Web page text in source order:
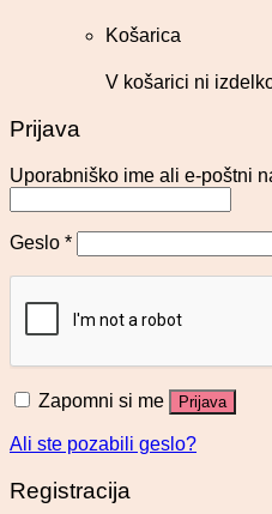
Košarica
V košarici ni
Prijava
Uporabniško ime ali e-poštni
Geslo *
Zapomni si me Prijava
Ali ste pozabili geslo?
Registracija